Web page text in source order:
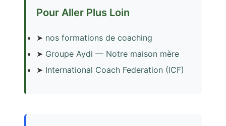
Pour Aller Plus Loin
➤ nos formations de coaching
➤ Groupe Aydi — Notre maison mère
➤ International Coach Federation (ICF)